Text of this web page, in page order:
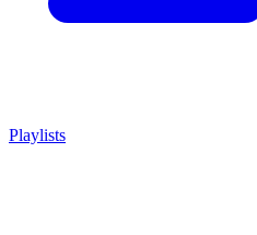
Playlists